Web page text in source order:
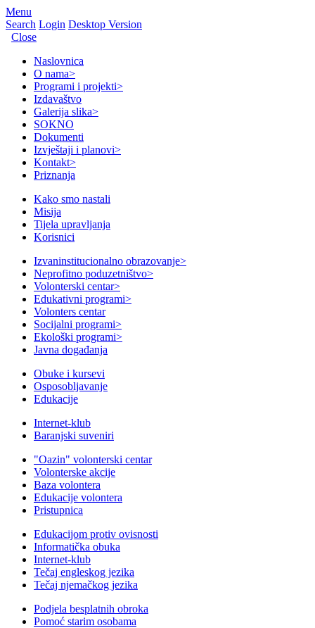
Menu
Search Login Desktop Version
Close
Naslovnica
O nama>
Programi i projekti>
Izdavaštvo
Galerija slika>
SOKNO
Dokumenti
Izvještaji i planovi>
Kontakt>
Priznanja
Kako smo nastali
Misija
Tijela upravljanja
Korisnici
Izvaninstitucionalno obrazovanje>
Neprofitno poduzetništvo>
Volonterski centar>
Edukativni programi>
Volonters centar
Socijalni programi>
Ekološki programi>
Javna događanja
Obuke i kursevi
Osposobljavanje
Edukacije
Internet-klub
Baranjski suveniri
"Oazin" volonterski centar
Volonterske akcije
Baza volontera
Edukacije volontera
Pristupnica
Edukacijom protiv ovisnosti
Informatička obuka
Internet-klub
Tečaj engleskog jezika
Tečaj njemačkog jezika
Podjela besplatnih obroka
Pomoć starim osobama